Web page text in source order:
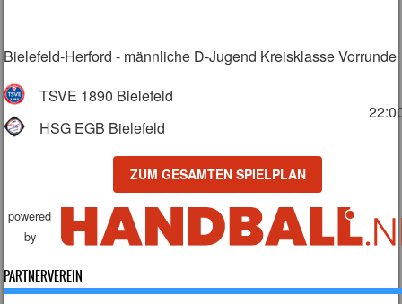
Bielefeld-Herford - männliche D-Jugend Kreisklasse Vorrunde
TSVE 1890 Bielefeld
HSG EGB Bielefeld
ZUM GESAMTEN SPIELPLAN
powered
by
PARTNERVEREIN